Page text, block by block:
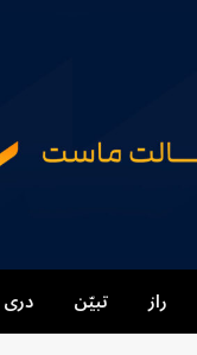
راز تبیّن دری